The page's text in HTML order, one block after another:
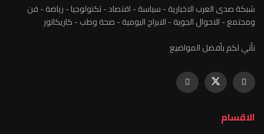
شبكة صدى العرب الاخبارية - سياسة - اقتصاد - تكنولوجيا - رياضة - فن
ومجتمع - الاحوال الجوية - الابراج اليومية - صحة وطب - كاريكاتور
نأتي لكم بأفضل المواضيع
الاقسام